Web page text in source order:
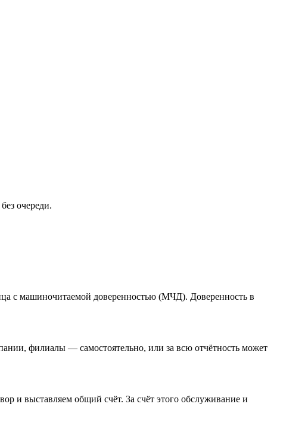
очереди.
с машиночитаемой доверенностью (МЧД). Доверенность в
филиалы — самостоятельно, или за всю отчётность может
и выставляем общий счёт. За счёт этого обслуживание и